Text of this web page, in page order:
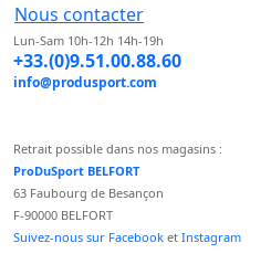
Nous contacter
Lun-Sam 10h-12h 14h-19h
+33.(0)9.51.00.88.60
info@produsport.com
Retrait possible dans nos magasins :
ProDuSport BELFORT
63 Faubourg de Besançon
F-90000 BELFORT
Suivez-nous sur Facebook et Instagram